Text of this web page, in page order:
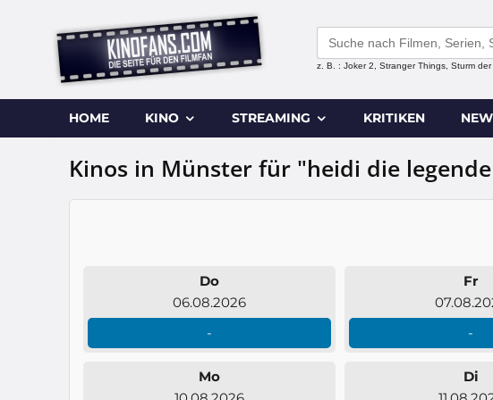
Search
for:
z. B. : Joker 2, Stranger Things, Sturm
HOME KINO STREAMING KRITIKEN
Kinos in Münster für "heidi die
Do
06.08.2026
-
Fr
-
Mo
Di